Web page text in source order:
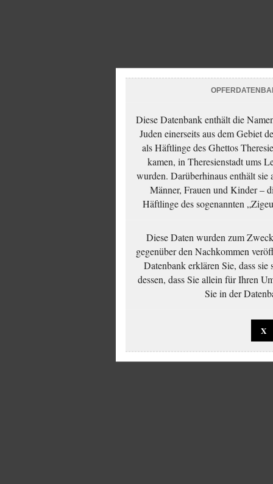
Diese Datenbank enthält die
Juden einerseits aus dem Gebiet
als Häftlinge des Ghettos
kamen, in Theresienstadt ums
wurden. Darüberhinaus enthält
Männer, Frauen und Kinder –
Häftlinge des sogenannten
Diese Daten wurden zum
gegenüber den Nachkommen
Datenbank erklären Sie, dass sie
dessen, dass Sie allein für Ihren
Sie in der
X